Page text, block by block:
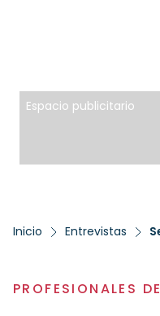
Espacio publicitario
Inicio Entrevistas
PROFESIONALES